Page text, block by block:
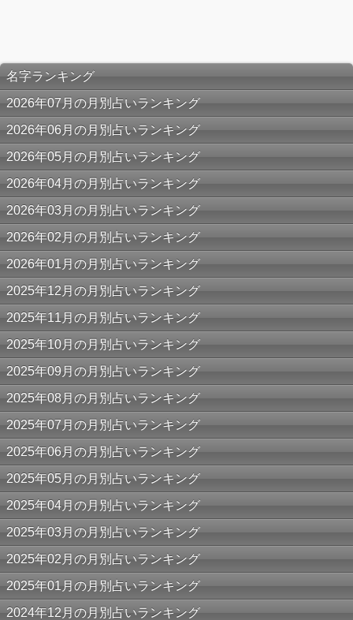
名字ランキング
2026年07月の月別占いランキング
2026年06月の月別占いランキング
2026年05月の月別占いランキング
2026年04月の月別占いランキング
2026年03月の月別占いランキング
2026年02月の月別占いランキング
2026年01月の月別占いランキング
2025年12月の月別占いランキング
2025年11月の月別占いランキング
2025年10月の月別占いランキング
2025年09月の月別占いランキング
2025年08月の月別占いランキング
2025年07月の月別占いランキング
2025年06月の月別占いランキング
2025年05月の月別占いランキング
2025年04月の月別占いランキング
2025年03月の月別占いランキング
2025年02月の月別占いランキング
2025年01月の月別占いランキング
2024年12月の月別占いランキング